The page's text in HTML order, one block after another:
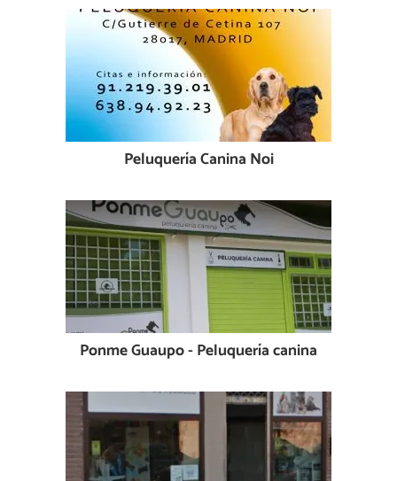
Peluquería Canina Noi
Ponme Guaupo - Peluquería canina